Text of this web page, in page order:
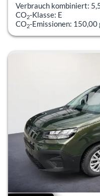
Verbrauch kombiniert:
CO2-Klasse: E
CO2-Emissionen: 150,00